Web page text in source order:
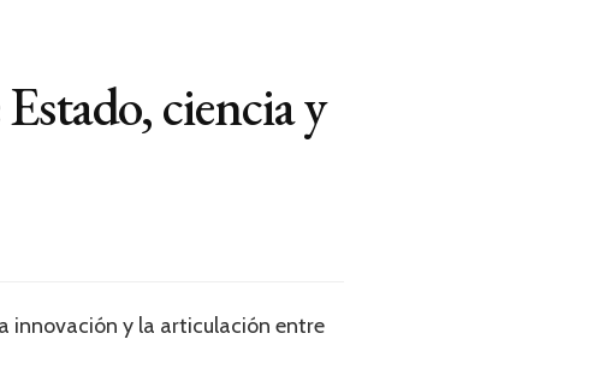
ciencia y
innovación y la articulación entre